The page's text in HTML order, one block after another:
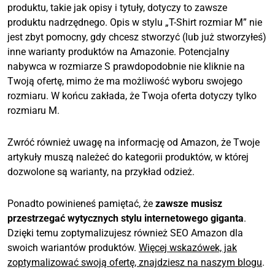
produktu, takie jak opisy i tytuły, dotyczy to zawsze
produktu nadrzędnego. Opis w stylu „T-Shirt rozmiar M” nie
jest zbyt pomocny, gdy chcesz stworzyć (lub już stworzyłeś)
inne warianty produktów na Amazonie. Potencjalny
nabywca w rozmiarze S prawdopodobnie nie kliknie na
Twoją ofertę, mimo że ma możliwość wyboru swojego
rozmiaru. W końcu zakłada, że Twoja oferta dotyczy tylko
rozmiaru M.
Zwróć również uwagę na informację od Amazon, że Twoje
artykuły muszą należeć do kategorii produktów, w której
dozwolone są warianty, na przykład odzież.
Ponadto powinieneś pamiętać, że zawsze musisz
przestrzegać wytycznych stylu internetowego giganta.
Dzięki temu zoptymalizujesz również SEO Amazon dla
swoich wariantów produktów. Więcej wskazówek, jak
zoptymalizować swoją ofertę, znajdziesz na naszym blogu.